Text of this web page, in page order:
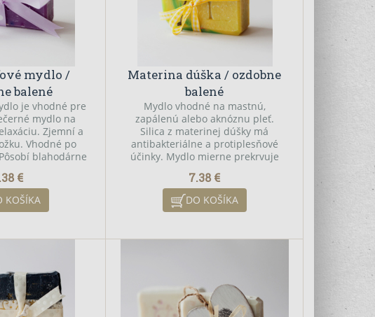
mydlo /
balené
je vhodné pre
mydlo na
Zjemní a
Vhodné po
blahodárne
€
KOŠÍKA
Materina dúška / ozdobne
balené
Mydlo vhodné na mastnú,
zapálenú alebo aknóznu pleť.
Silica z materinej dúšky má
antibakteriálne a protiplesňové
účinky. Mydlo mierne prekrvuje
liečivé mydlo ideálne pre
prechladnutý organizmus a na
upokojenie / relaxačný kúpeľ pri
7.38 €
DO KOŠÍKA